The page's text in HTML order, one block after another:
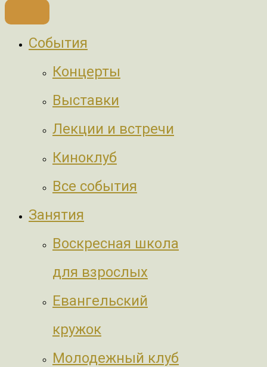
События
Концерты
Выставки
Лекции и встречи
Киноклуб
Все события
Занятия
Воскресная школа
для взрослых
Евангельский
кружок
Молодежный клуб